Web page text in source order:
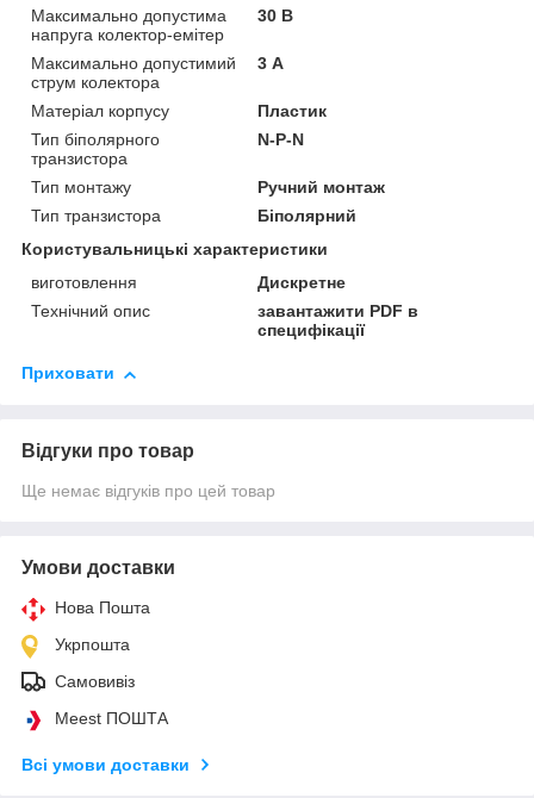
Максимально допустима
напруга колектор-емітер
30 В
Максимально допустимий
струм колектора
3 А
Матеріал корпусу
Пластик
Тип біполярного
транзистора
N-P-N
Тип монтажу
Ручний монтаж
Тип транзистора
Біполярний
Користувальницькі характеристики
виготовлення
Дискретне
Технічний опис
завантажити PDF в
специфікації
Приховати
Відгуки про товар
Ще немає відгуків про цей товар
Умови доставки
Нова Пошта
Укрпошта
Самовивіз
Meest ПОШТА
Всі умови доставки